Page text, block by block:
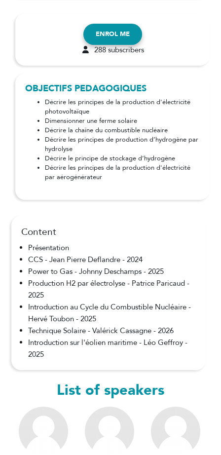
Content
Présentation
CCS - Jean Pierre Deflandre - 2024
Power to Gas - Johnny Deschamps - 2025
Production H2 par électrolyse - Patrice Paricaud -
2025
Introduction au Cycle du Combustible Nucléaire -
Hervé Toubon - 2025
Technique Solaire - Valérick Cassagne - 2026
Introduction sur l'éolien maritime - Léo Geffroy -
2025
ENROL ME
288 subscribers
OBJECTIFS PEDAGOGIQUES
Décrire les principes de la production d'électricité
photovoltaïque
Dimensionner une ferme solaire
Décrire la chaîne du combustible nucléaire
Décrire les principes de production d’hydrogène par
hydrolyse
Décrire le principe de stockage d’hydrogène
Décrire les principes de la production d'électricité
par aérogénérateur
List of speakers